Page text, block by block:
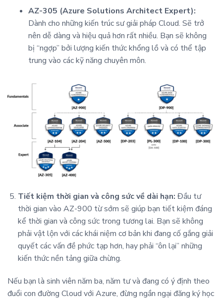
AZ-305 (Azure Solutions Architect Expert):
Dành cho những kiến trúc sư giải pháp Cloud. Sẽ trở
nên dễ dàng và hiệu quả hơn rất nhiều. Bạn sẽ không
bị “ngợp” bởi lượng kiến thức khổng lồ và có thể tập
trung vào các kỹ năng chuyên môn.
Tiết kiệm thời gian và công sức về dài hạn: Đầu tư
thời gian vào AZ-900 từ sớm sẽ giúp bạn tiết kiệm đáng
kể thời gian và công sức trong tương lai. Bạn sẽ không
phải vật lộn với các khái niệm cơ bản khi đang cố gắng giải
quyết các vấn đề phức tạp hơn, hay phải “ôn lại” những
kiến thức nền tảng giữa chừng.
Nếu bạn là sinh viên năm ba, năm tư và đang có ý định theo
đuổi con đường Cloud với Azure, đừng ngần ngại đăng ký học